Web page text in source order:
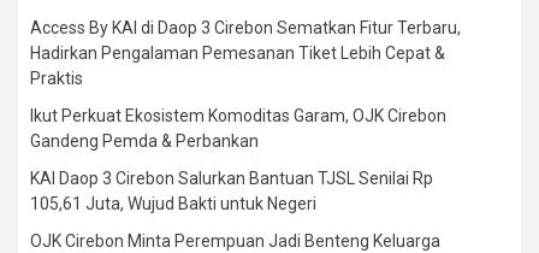
Access By KAI di Daop 3 Cirebon Sematkan Fitur Terbaru,
Hadirkan Pengalaman Pemesanan Tiket Lebih Cepat &
Praktis
Ikut Perkuat Ekosistem Komoditas Garam, OJK Cirebon
Gandeng Pemda & Perbankan
KAI Daop 3 Cirebon Salurkan Bantuan TJSL Senilai Rp
105,61 Juta, Wujud Bakti untuk Negeri
OJK Cirebon Minta Perempuan Jadi Benteng Keluarga